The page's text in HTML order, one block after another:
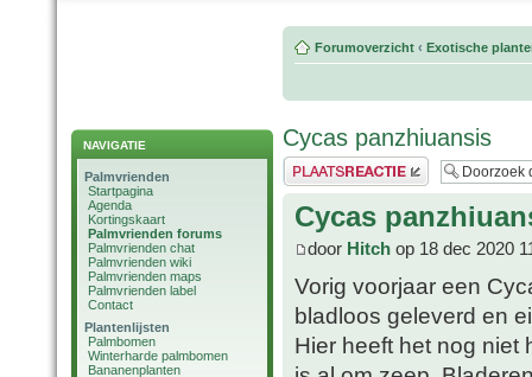
NAVIGATIE
Palmvrienden
Startpagina
Agenda
Kortingskaart
Palmvrienden forums
Palmvrienden chat
Palmvrienden wiki
Palmvrienden maps
Palmvrienden label
Contact
Plantenlijsten
Palmbomen
Winterharde palmbomen
Bananenplanten
Forumoverzicht ‹ Exotische
Cycas panzhiuansis
Plaats een reactie
Cycas
door Hitch op 18 dec 2020
Vorig voorjaar een
bladloos geleverd en
Hier heeft het nog niet